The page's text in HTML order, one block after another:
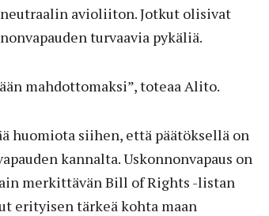
avioliiton. Jotkut olisivat
turvaavia pykäliä.
mahdottomaksi”, toteaa Alito.
huomiota siihen, että päätöksellä on
kannalta. Uskonnonvapaus on
merkittävän Bill of Rights -listan
erityisen tärkeä kohta maan